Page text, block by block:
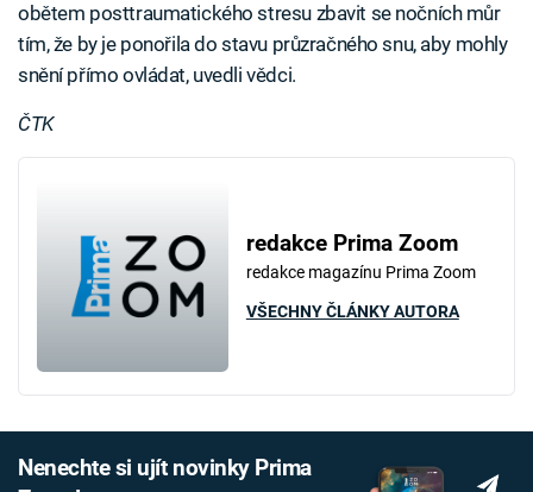
obětem posttraumatického stresu zbavit se nočních můr
tím, že by je ponořila do stavu průzračného snu, aby mohly
snění přímo ovládat, uvedli vědci.
ČTK
redakce Prima Zoom
redakce magazínu Prima Zoom
VŠECHNY ČLÁNKY AUTORA
Nenechte si ujít novinky Prima